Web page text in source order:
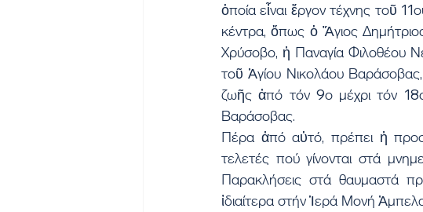
ὁποία εἶναι ἔργον τέχνης τοῦ
κέντρα, ὅπως ὁ Ἅγιος
Χρύσοβο, ἡ Παναγία Φιλοθέου
τοῦ Ἁγίου Νικολάου Βαράσοβας,
ζωῆς ἀπό τόν 9ο μέχρι τόν
Βαράσοβας.
Πέρα ἀπό αὐτό, πρέπει ἡ
τελετές πού γίνονται στά
Παρακλήσεις στά θαυμαστά
ἰδιαίτερα στήν Ἱερά Μονή